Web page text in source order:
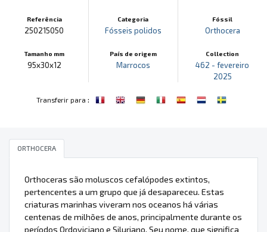
Referência
250215050
Tamanho mm
95x30x12
Categoria
Fósseis polidos
País de origem
Marrocos
Fóssil
Orthocera
Collection
462 - fevereiro
2025
Transferir para :
ORTHOCERA
Orthoceras são moluscos cefalópodes extintos,
pertencentes a um grupo que já desapareceu. Estas
criaturas marinhas viveram nos oceanos há várias
centenas de milhões de anos, principalmente durante os
períodos Ordoviciano e Siluriano. Seu nome, que significa